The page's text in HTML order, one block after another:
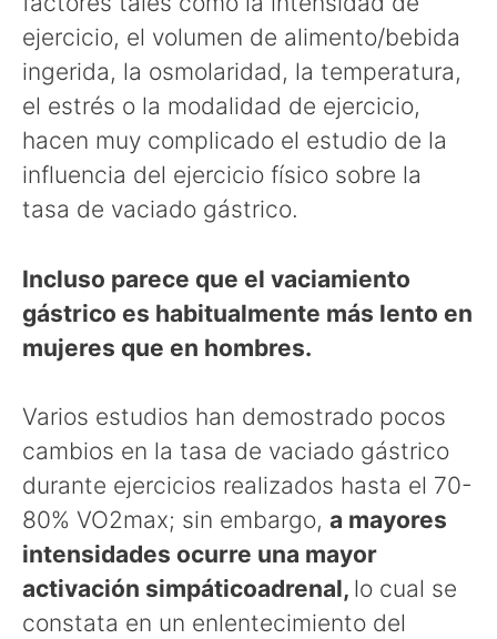
ejercicio, el volumen de alimento/bebida
ingerida, la osmolaridad, la temperatura,
el estrés o la modalidad de ejercicio,
hacen muy complicado el estudio de la
influencia del ejercicio físico sobre la
tasa de vaciado gástrico.
Incluso parece que el vaciamiento
gástrico es habitualmente más lento en
mujeres que en hombres.
Varios estudios han demostrado pocos
cambios en la tasa de vaciado gástrico
durante ejercicios realizados hasta el 70-
80% VO2max; sin embargo, a mayores
intensidades ocurre una mayor
activación simpáticoadrenal, lo cual se
constata en un enlentecimiento del